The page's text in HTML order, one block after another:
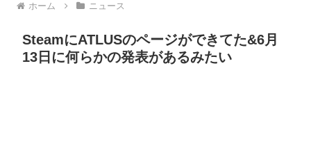
ホーム ニュース
SteamにATLUSのページができてた&6月
13日に何らかの発表があるみたい